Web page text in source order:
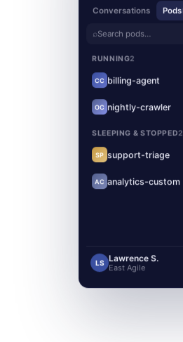
Conversations Pods
⌕Search pods…
RUNNING2
CC billing-agent
OC nightly-crawler
SLEEPING & STOPPED2
SP support-triage
AC analytics-custom
LS Lawrence S.
East Agile